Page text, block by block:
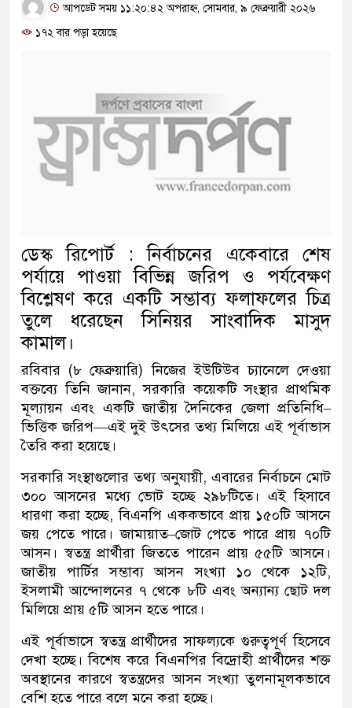
আপডেট সময় ১১:২০:৪২ অপরাহ্ন, সোমবার, ৯ ফেব্রুয়ারী ২০২৬
১৭২ বার পড়া হয়েছে
ডেস্ক রিপোর্ট : নির্বাচনের একেবারে শেষ
পর্যায়ে পাওয়া বিভিন্ন জরিপ ও পর্যবেক্ষণ
বিশ্লেষণ করে একটি সম্ভাব্য ফলাফলের চিত্র
তুলে ধরেছেন সিনিয়র সাংবাদিক মাসুদ
কামাল।
রবিবার (৮ ফেব্রুয়ারি) নিজের ইউটিউব চ্যানেলে দেওয়া
বক্তব্যে তিনি জানান, সরকারি কয়েকটি সংস্থার প্রাথমিক
মূল্যায়ন এবং একটি জাতীয় দৈনিকের জেলা প্রতিনিধি–
ভিত্তিক জরিপ—এই দুই উৎসের তথ্য মিলিয়ে এই পূর্বাভাস
তৈরি করা হয়েছে।
সরকারি সংস্থাগুলোর তথ্য অনুযায়ী, এবারের নির্বাচনে মোট
৩০০ আসনের মধ্যে ভোট হচ্ছে ২৯৮টিতে। এই হিসাবে
ধারণা করা হচ্ছে, বিএনপি এককভাবে প্রায় ১৫০টি আসনে
জয় পেতে পারে। জামায়াত–জোট পেতে পারে প্রায় ৭০টি
আসন। স্বতন্ত্র প্রার্থীরা জিততে পারেন প্রায় ৫৫টি আসনে।
জাতীয় পার্টির সম্ভাব্য আসন সংখ্যা ১০ থেকে ১২টি,
ইসলামী আন্দোলনের ৭ থেকে ৮টি এবং অন্যান্য ছোট দল
মিলিয়ে প্রায় ৫টি আসন হতে পারে।
এই পূর্বাভাসে স্বতন্ত্র প্রার্থীদের সাফল্যকে গুরুত্বপূর্ণ হিসেবে
দেখা হচ্ছে। বিশেষ করে বিএনপির বিদ্রোহী প্রার্থীদের শক্ত
অবস্থানের কারণে স্বতন্ত্রদের আসন সংখ্যা তুলনামূলকভাবে
বেশি হতে পারে বলে মনে করা হচ্ছে।